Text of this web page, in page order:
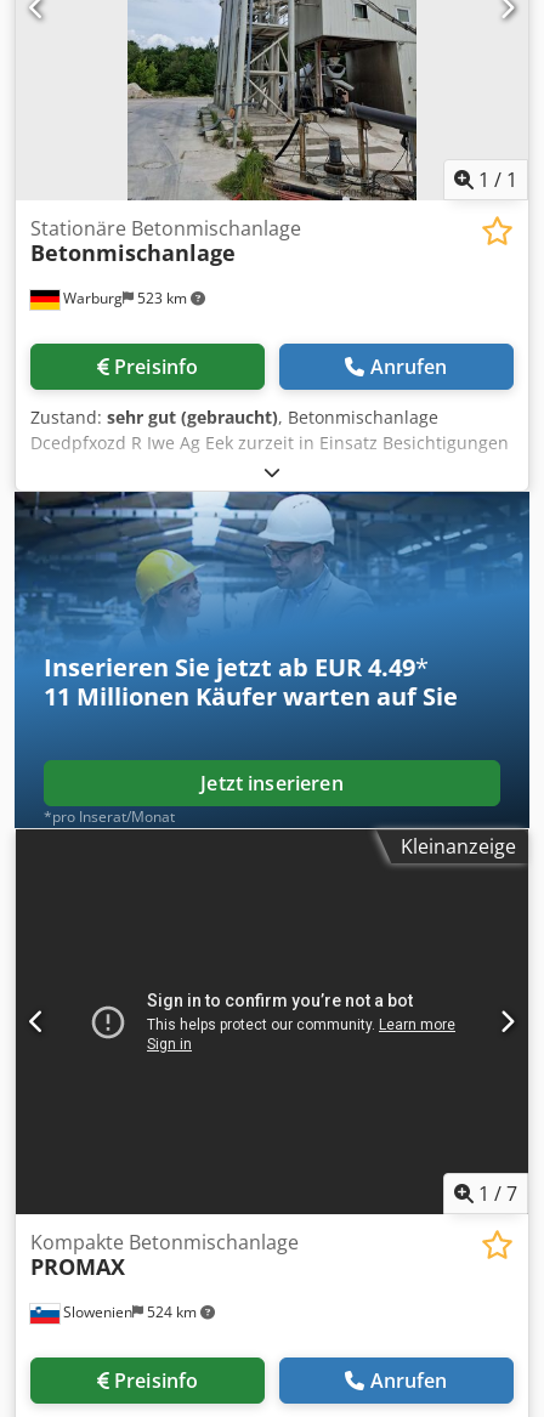
von mehr als 1000 Betonmischanlagen in mehr als 90
Länder. * HOCHEFFIZIENTE PRODUKTION UND DOPPELTE *
EINFACHE WARTUNG * GEEIGNET FÜR DIE ARBEIT IN
RAUEN BEDINGUNGEN * RCC BETON
PRODUKTIONSKAPAZITÄT
1 / 1
Warburg 523 km
Stationäre Betonmischanlage
Betonmischanlage
Preisinfo Anrufen
Zustand: sehr gut (gebraucht), Betonmischanlage
Dcedpfxozd R Iwe Ag Eek zurzeit in Einsatz Besichtigungen
Inserieren Sie jetzt ab EUR 4.49*
11 Millionen Käufer warten auf Sie
Jetzt inserieren
*pro Inserat/Monat
Kleinanzeige
1 /7
Slowenien 524 km
Kompakte Betonmischanlage
PROMAX
Preisinfo Anrufen